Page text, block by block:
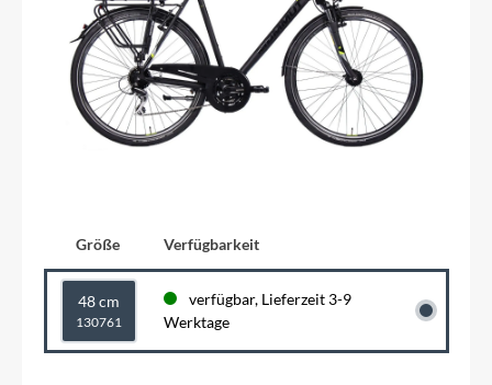
Größe Verfügbarkeit
48 cm
130761
verfügbar, Lieferzeit 3-9
Werktage